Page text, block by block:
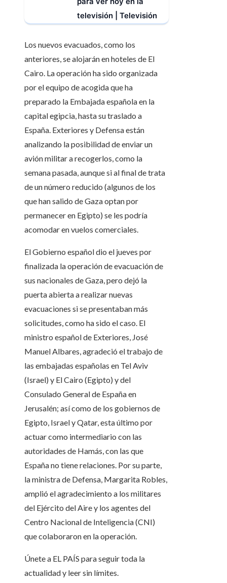
televisión | Televisión
Los nuevos evacuados, como los
anteriores, se alojarán en hoteles de El
Cairo. La operación ha sido organizada
por el equipo de acogida que ha
preparado la Embajada española en la
capital egipcia, hasta su traslado a
España. Exteriores y Defensa están
analizando la posibilidad de enviar un
avión militar a recogerlos, como la
semana pasada, aunque si al final de trata
de un número reducido (algunos de los
que han salido de Gaza optan por
permanecer en Egipto) se les podría
acomodar en vuelos comerciales.
El Gobierno español dio el jueves por
finalizada la operación de evacuación de
sus nacionales de Gaza, pero dejó la
puerta abierta a realizar nuevas
evacuaciones si se presentaban más
solicitudes, como ha sido el caso. El
ministro español de Exteriores, José
Manuel Albares, agradeció el trabajo de
las embajadas españolas en Tel Aviv
(Israel) y El Cairo (Egipto) y del
Consulado General de España en
Jerusalén; así como de los gobiernos de
Egipto, Israel y Qatar, esta último por
actuar como intermediario con las
autoridades de Hamás, con las que
España no tiene relaciones. Por su parte,
la ministra de Defensa, Margarita Robles,
amplió el agradecimiento a los militares
del Ejército del Aire y los agentes del
Centro Nacional de Inteligencia (CNI)
que colaboraron en la operación.
Únete a EL PAÍS para seguir toda la
actualidad y leer sin límites.